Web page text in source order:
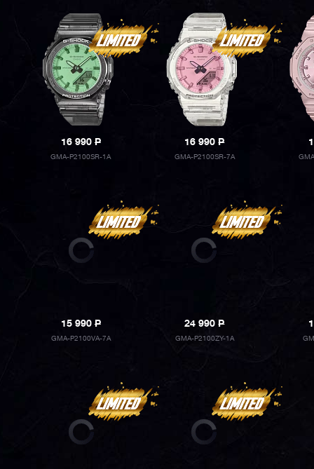
16 990P
GMA-P2100SR-1A
16 990P
GMA-P2100SR-7A
15 990P
GMA-P2100VA-7A
24 990P
GMA-P2100ZY-1A